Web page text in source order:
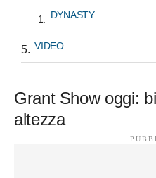
DYNASTY
VIDEO
Grant Show oggi:
altezza